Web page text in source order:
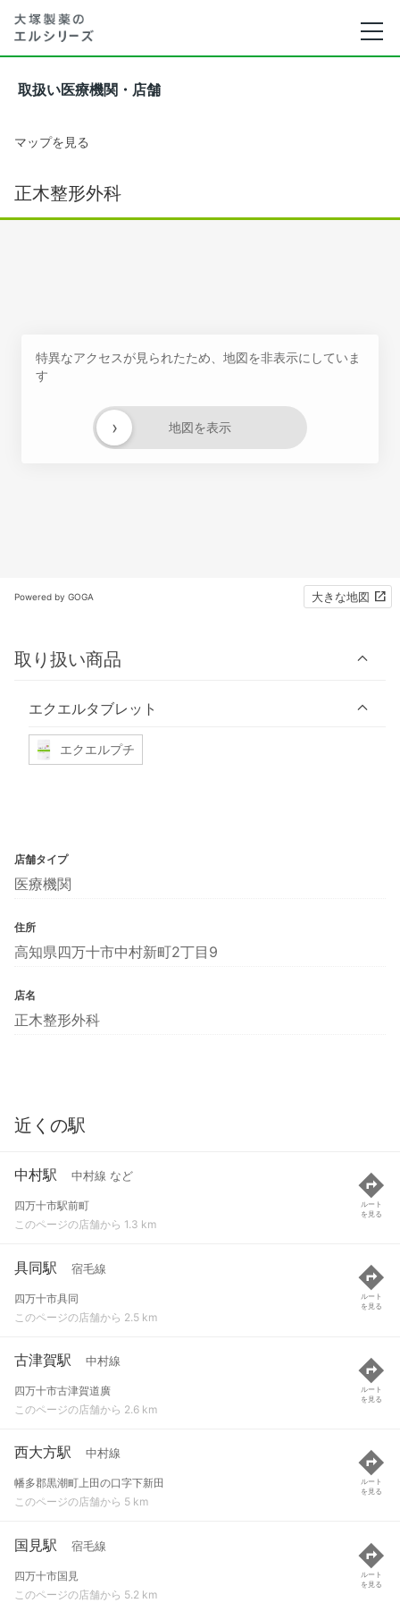
取扱い医療機関・店舗
マップを見る
正木整形外科
特異なアクセスが見られたため、地図を非表示にしていま
す
地図を表示
›
Powered by GOGA 大きな地図
取り扱い商品
エクエルタブレット
エクエルプチ
店舗タイプ
医療機関
住所
高知県四万十市中村新町2丁目9
店名
正木整形外科
近くの駅
中村駅 中村線 など
四万十市駅前町
このページの店舗から 1.3 km
ルート
を見る
具同駅 宿毛線
四万十市具同
このページの店舗から 2.5 km
ルート
を見る
古津賀駅 中村線
四万十市古津賀道廣
このページの店舗から 2.6 km
ルート
を見る
西大方駅 中村線
幡多郡黒潮町上田の口字下新田
このページの店舗から 5 km
ルート
を見る
国見駅 宿毛線
四万十市国見
このページの店舗から 5.2 km
ルート
を見る